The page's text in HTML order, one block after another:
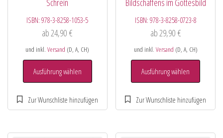
ISBN:978-3-8258-1053-5
ab 24,90€
und inkl.Versand (D, A, CH)
Ausführung wählen
ISBN: 978-3-8258-0723-8
ab 29,90 €
und inkl. Versand (D, A, CH)
Ausführung wählen